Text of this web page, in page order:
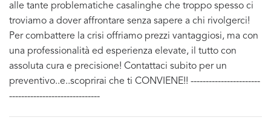
alle tante problematiche casalinghe che troppo spesso ci
troviamo a dover affrontare senza sapere a chi rivolgerci!
Per combattere la crisi offriamo prezzi vantaggiosi, ma con
una professionalità ed esperienza elevate, il tutto con
assoluta cura e precisione! Contattaci subito per un
preventivo..e..scoprirai che ti CONVIENE!! -----------------------
------------------------------